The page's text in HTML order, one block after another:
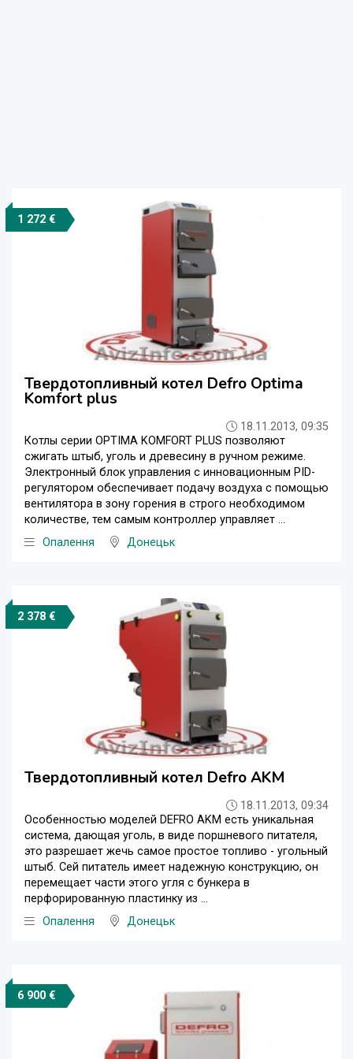
1 272 €
Твердотопливный котел Defro Optima
Komfort plus
18.11.2013, 09:35
Котлы серии OPTIMA KOMFORT PLUS позволяют
сжигать штыб, уголь и древесину в ручном режиме.
Электронный блок управления с инновационным PID-
регулятором обеспечивает подачу воздуха с помощью
вентилятора в зону горения в строго необходимом
количестве, тем самым контроллер управляет ...
Опалення
Донецьк
2 378 €
Твердотопливный котел Defro AKM
18.11.2013, 09:34
Особенностью моделей DEFRO AKM есть уникальная
система, дающая уголь, в виде поршневого питателя,
это разрешает жечь самое простое топливо - угольный
штыб. Сей питатель имеет надежную конструкцию, он
перемещает части этого угля с бункера в
перфорированную пластинку из ...
Опалення
Донецьк
6 900 €